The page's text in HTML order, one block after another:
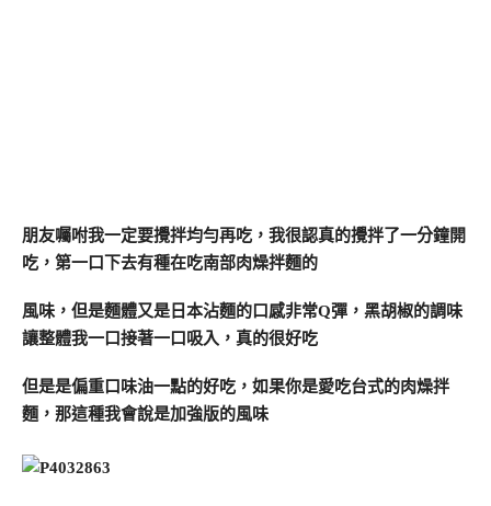
朋友囑咐我一定要攪拌均勻再吃，我很認真的攪拌了一分鐘開
吃，第一口下去有種在吃南部肉燥拌麵的
風味，但是麵體又是日本沾麵的口感非常Q彈，黑胡椒的調味
讓整體我一口接著一口吸入，真的很好吃
但是是偏重口味油一點的好吃，如果你是愛吃台式的肉燥拌
麵，那這種我會說是加強版的風味